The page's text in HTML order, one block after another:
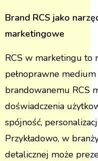
Brand RCS jako
marketingowe
RCS w marketingu to
pełnoprawne
brandowanemu RCS
doświadczenia
spójność,
Przykładowo, w
detalicznej może